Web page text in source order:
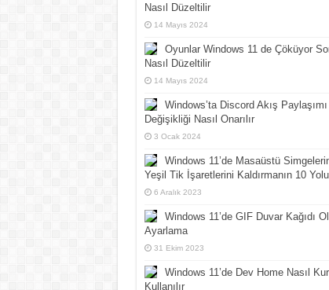
Nasıl Düzeltilir
14 Mayıs 2024
Oyunlar Windows 11 de Çöküyor
Nasıl Düzeltilir
14 Mayıs 2024
Windows’ta Discord Akış
Değişikliği Nasıl Onarılır
3 Ocak 2024
Windows 11’de Masaüstü
Yeşil Tik İşaretlerini Kaldırmanın 10 Yolu
6 Aralık 2023
Windows 11’de GIF Duvar Kağıdı
Ayarlama
31 Ekim 2023
Windows 11’de Dev Home Nasıl
Kullanılır